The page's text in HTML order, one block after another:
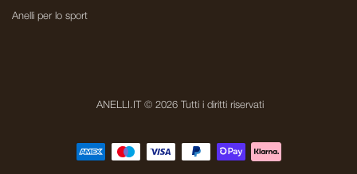
Anelli per lo sport
ANELLI.IT © 2026 Tutti i diritti riservati